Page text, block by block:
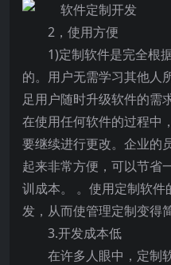
2，使用方便
1)定制软件是完全根
的。用户无需学习其他人
足用户随时升级软件的需
在使用任何软件的过程中
要继续进行更改。企业的
起来非常方便，可以节省
训成本。 。使用定制软
发，从而使管理定制变得
3.开发成本低
在许多人眼中，定制